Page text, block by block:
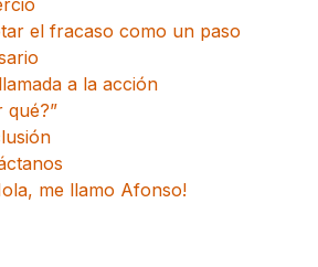
el fracaso como un paso
a la acción
qué?”
me llamo Afonso!